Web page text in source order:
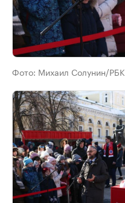
Фото: Михаил Солунин/РБК